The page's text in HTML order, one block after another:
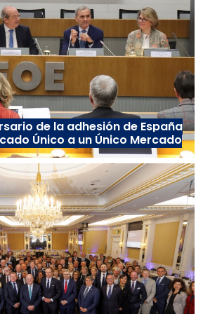
de la adhesión de España
Único a un Único Mercado